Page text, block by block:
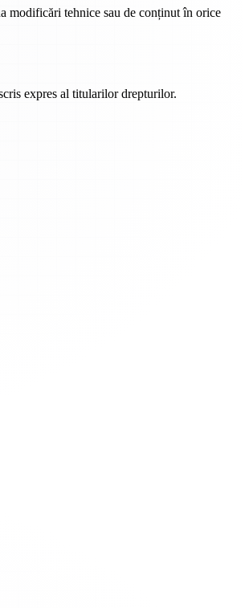
modificări tehnice sau de conținut în orice
expres al titularilor drepturilor.